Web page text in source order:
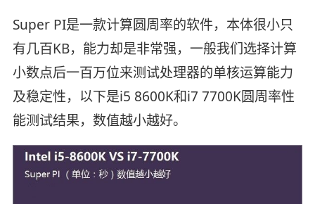
Super PI是一款计算圆周率的软件，本体很小只
有几百KB，能力却是非常强，一般我们选择计算
小数点后一百万位来测试处理器的单核运算能力
及稳定性，以下是i5 8600K和i7 7700K圆周率性
能测试结果，数值越小越好。